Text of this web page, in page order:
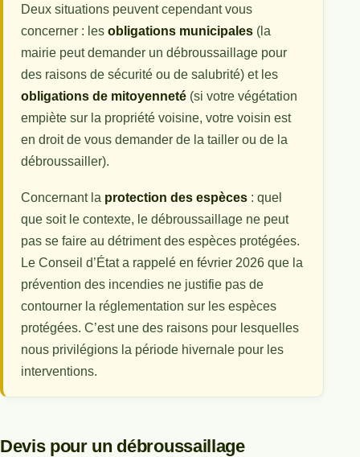
Deux situations peuvent cependant vous
concerner : lesobligations municipales (la
mairie peut demander un débroussaillage pour
des raisons de sécurité ou de salubrité) et les
obligations de mitoyenneté (si votre végétation
empiète sur la propriété voisine, votre voisin est
en droit de vous demander de la tailler ou de la
débroussailler).
Concernant la protection des espèces : quel
que soit le contexte, le débroussaillage ne peut
pas se faire au détriment des espèces protégées.
Le Conseil d’État a rappelé en février 2026 que la
prévention des incendies ne justifie pas de
contourner la réglementation sur les espèces
protégées. C’est une des raisons pour lesquelles
nous privilégions la période hivernale pour les
interventions.
Devis pour un débroussaillage